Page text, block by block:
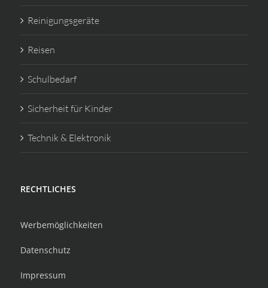
Reinigungsgeräte
Reisen
Schulbedarf
Sicherheit für Kinder
Technik & Elektronik
RECHTLICHES
Werbemöglichkeiten
Datenschutz
Impressum